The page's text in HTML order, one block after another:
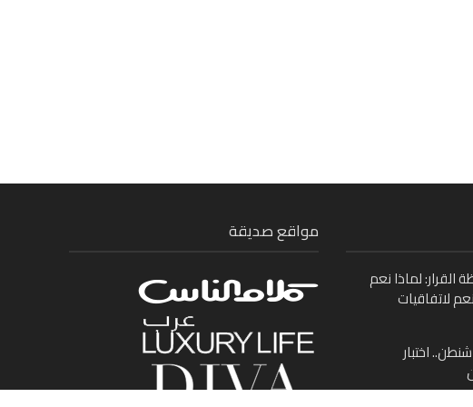
مواقع صديقة
القرار: لماذا نعم
لاتفاقيات
اختبار